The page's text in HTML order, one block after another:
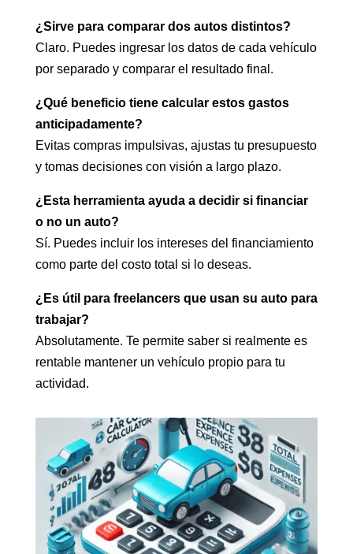
¿Sirve para comparar dos autos distintos?
Claro. Puedes ingresar los datos de cada vehículo
por separado y comparar el resultado final.
¿Qué beneficio tiene calcular estos gastos
anticipadamente?
Evitas compras impulsivas, ajustas tu presupuesto
y tomas decisiones con visión a largo plazo.
¿Esta herramienta ayuda a decidir si financiar
o no un auto?
Sí. Puedes incluir los intereses del financiamiento
como parte del costo total si lo deseas.
¿Es útil para freelancers que usan su auto para
trabajar?
Absolutamente. Te permite saber si realmente es
rentable mantener un vehículo propio para tu
actividad.